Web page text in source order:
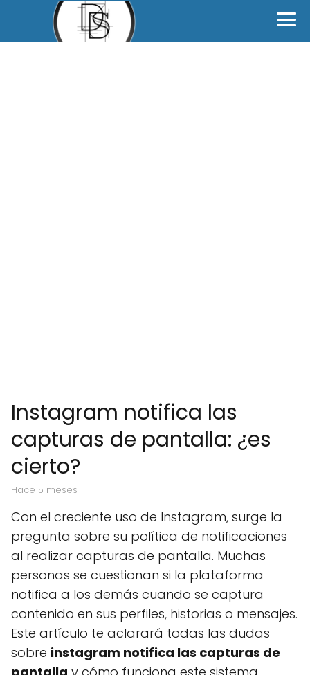
Instagram notifica las
capturas de pantalla: ¿es
cierto?
hace 5 meses
Con el creciente uso de Instagram, surge la
pregunta sobre su política de notificaciones
al realizar capturas de pantalla. Muchas
personas se cuestionan si la plataforma
notifica a los demás cuando se captura
contenido en sus perfiles, historias o mensajes.
Este artículo te aclarará todas las dudas
sobre instagram notifica las capturas de